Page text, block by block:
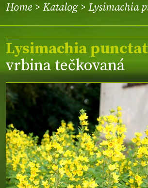
Home > Katalog> Lysimachia
Lysimachia
vrbina tečkovaná